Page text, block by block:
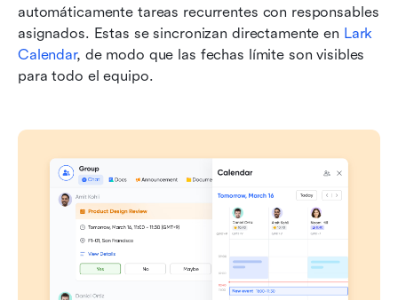
automáticamente tareas recurrentes con responsables
asignados. Estas se sincronizan directamente en Lark
Calendar, de modo que las fechas límite son visibles
para todo el equipo.